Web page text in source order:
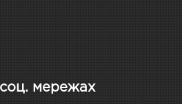
соц. мережах